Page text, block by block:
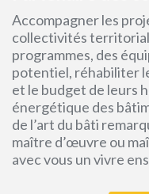
Accompagner les
collectivités
programmes, des
potentiel, réhabiliter
et le budget de leurs
énergétique des
de l’art du bâti
maître d’œuvre ou
avec vous un vivre